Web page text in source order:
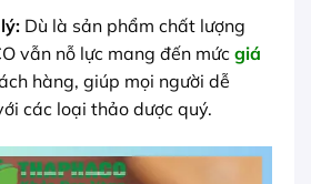
Dù là sản phẩm chất lượng
vẫn nỗ lực mang đến mức giá
hàng, giúp mọi người dễ
các loại thảo dược quý.